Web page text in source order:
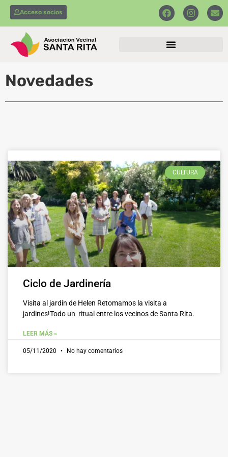
Acceso socios
Novedades
CULTURA
Ciclo de Jardinería
Visita al jardín de Helen Retomamos la visita a
jardines!Todo un ritual entre los vecinos de Santa Rita.
LEER MÁS »
05/11/2020 No hay comentarios